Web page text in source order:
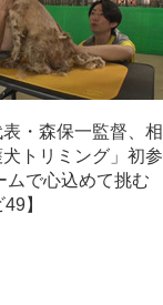
・森保一監督、相
トリミング」初参
ムで心込めて挑む
】